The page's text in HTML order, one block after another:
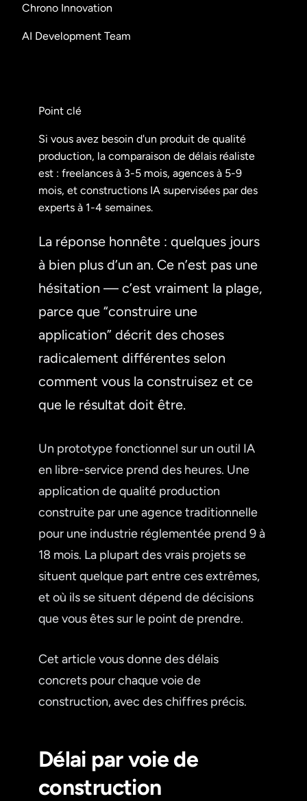
Chrono Innovation
AI Development Team
Point clé
Si vous avez besoin d'un produit de qualité
production, la comparaison de délais réaliste
est : freelances à 3-5 mois, agences à 5-9
mois, et constructions IA supervisées par des
experts à 1-4 semaines.
La réponse honnête : quelques jours
à bien plus d’un an. Ce n’est pas une
hésitation — c’est vraiment la plage,
parce que “construire une
application” décrit des choses
radicalement différentes selon
comment vous la construisez et ce
que le résultat doit être.
Un prototype fonctionnel sur un outil IA
en libre-service prend des heures. Une
application de qualité production
construite par une agence traditionnelle
pour une industrie réglementée prend 9 à
18 mois. La plupart des vrais projets se
situent quelque part entre ces extrêmes,
et où ils se situent dépend de décisions
que vous êtes sur le point de prendre.
Cet article vous donne des délais
concrets pour chaque voie de
construction, avec des chiffres précis.
Délai par voie de
construction